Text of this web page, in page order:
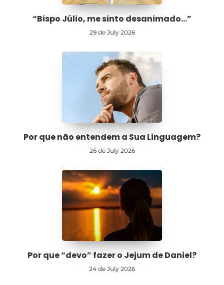
“Bispo Júlio, me sinto desanimado…”
29 de July 2026
Por que não entendem a Sua Linguagem?
26 de July 2026
Por que “devo” fazer o Jejum de Daniel?
24 de July 2026